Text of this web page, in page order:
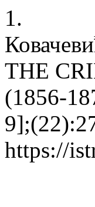
1.
THE
(1856-
https://